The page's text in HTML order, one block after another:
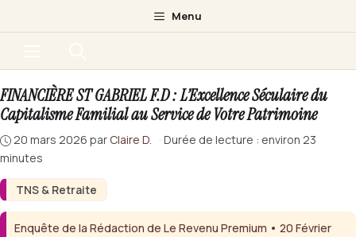
au
Menu
TNS & Retraite
FINANCIÈRE ST GABRIEL F.D : L’Excellence Séculaire du
Capitalisme Familial au Service de Votre Patrimoine
20 mars 2026 par Claire D. · Durée de lecture : environ 23
minutes
Enquête de la Rédaction de Le Revenu Premium • 20 Février